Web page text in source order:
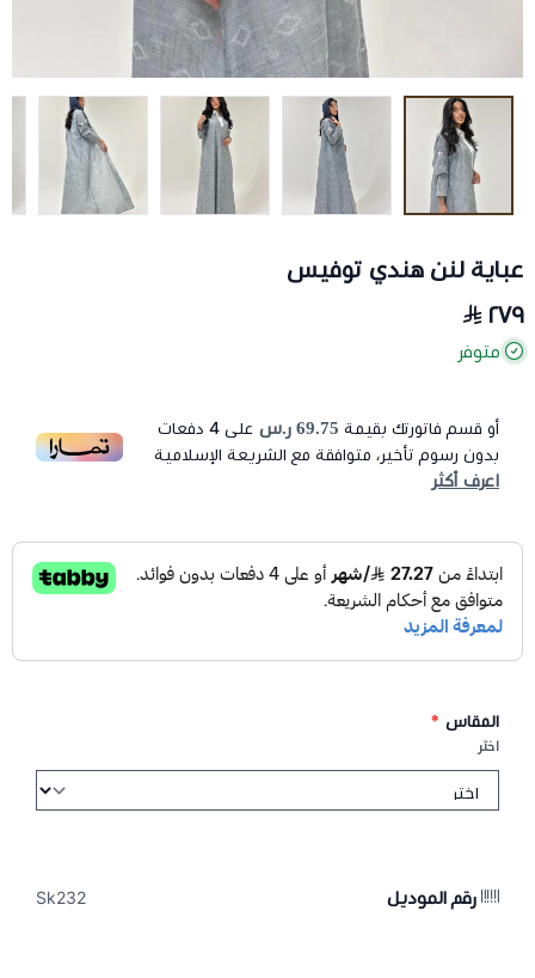
عباية لنن هندي توفيس
٢٧٩
متوفر
أو قسم فاتورتك بقيمة 69.75 ر.س على 4 دفعات
بدون رسوم تأخير، متوافقة مع الشريعة الإسلامية
اعرف أكثر
المقاس *
اختر
رقم الموديل Sk232